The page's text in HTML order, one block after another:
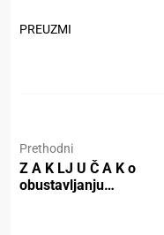
PREUZMI
Prethodni
Z A K LJ U Č A K o
obustavljanju…